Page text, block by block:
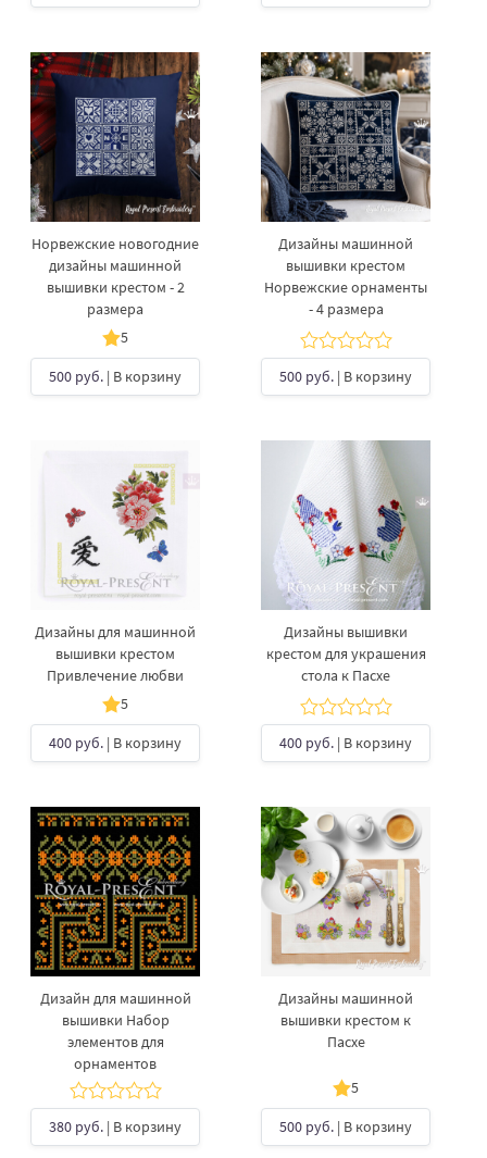
Норвежские новогодние
дизайны машинной
вышивки крестом - 2
размера
5
500 руб. | В корзину
Дизайны машинной
вышивки крестом
Норвежские орнаменты
- 4 размера
500 руб. | В корзину
Дизайны для машинной
вышивки крестом
Привлечение любви
5
400 руб. | В корзину
Дизайны вышивки
крестом для украшения
стола к Пасхе
400 руб. | В корзину
Дизайн для машинной
вышивки Набор
элементов для
орнаментов
380 руб. | В корзину
Дизайны машинной
вышивки крестом к
Пасхе
5
500 руб. | В корзину